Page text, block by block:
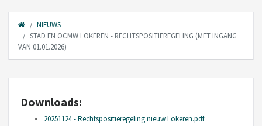
NIEUWS
STAD EN OCMW LOKEREN - RECHTSPOSITIEREGELING (MET INGANG
VAN 01.01.2026)
Downloads:
20251124 - Rechtspositieregeling nieuw Lokeren.pdf